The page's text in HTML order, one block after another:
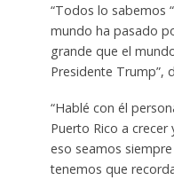
“Todos lo sabemos
mundo ha pasado
grande que el
Presidente Trump”,
“Hablé con él
Puerto Rico a
eso seamos
tenemos que